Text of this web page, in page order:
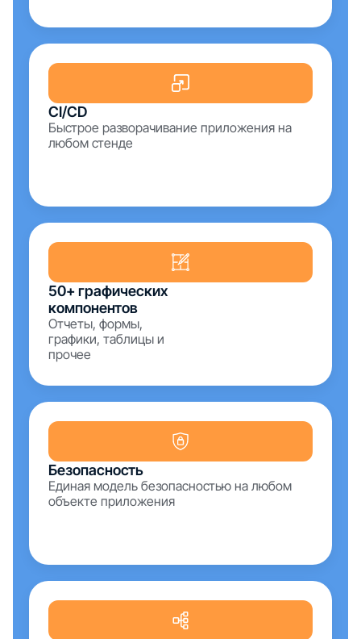
CI/CD
Быстрое разворачивание приложения на
любом стенде
50+ графических
компонентов
Отчеты, формы,
графики, таблицы и
прочее
Безопасность
Единая модель безопасностью на любом
объекте приложения